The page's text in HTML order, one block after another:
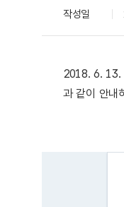
작성일
2018. 6. 13.
과 같이 안내